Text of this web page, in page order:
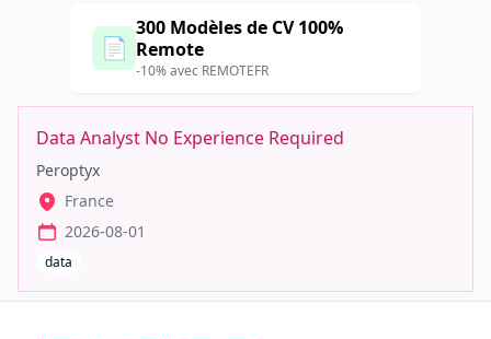
📄
300 Modèles de CV 100%
Remote
-10% avec REMOTEFR
Data Analyst No Experience Required
Peroptyx
France
2026-08-01
data